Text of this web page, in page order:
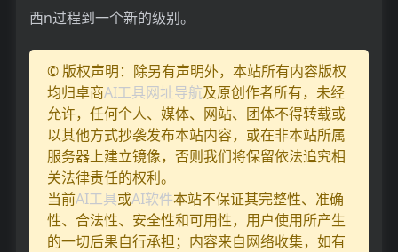
西n过程到一个新的级别。
© 版权声明：除另有声明外，本站所有内容版权
均归卓商AI工具网址导航及原创作者所有，未经
允许，任何个人、媒体、网站、团体不得转载或
以其他方式抄袭发布本站内容，或在非本站所属
服务器上建立镜像，否则我们将保留依法追究相
关法律责任的权利。
当前AI工具或AI软件本站不保证其完整性、准确
性、合法性、安全性和可用性，用户使用所产生
的一切后果自行承担；内容来自网络收集，如有